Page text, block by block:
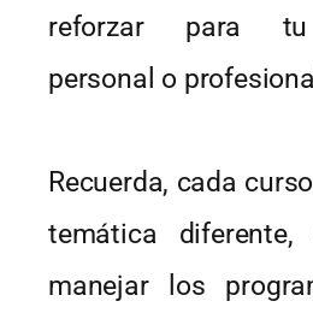
reforzar para tu
personal o
Recuerda, cada
temática diferente,
manejar los